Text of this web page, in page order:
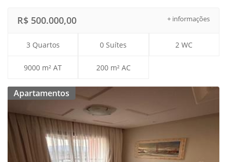
+ informações
R$ 500.000,00
3 Quartos 0 Suítes 2 WC
9000 m² AT 200 m² AC
Apartamentos